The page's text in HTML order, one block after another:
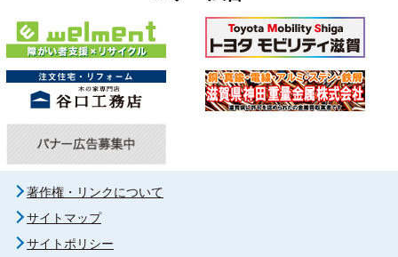
著作権・リンクについて
サイトマップ
サイトポリシー